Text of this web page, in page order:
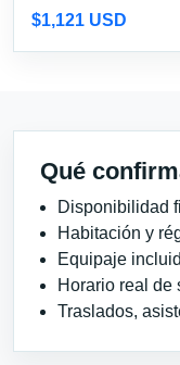
$1,121 USD
Qué
Disponibilidad
Habitación y
Equipaje
Horario real de
Traslados,